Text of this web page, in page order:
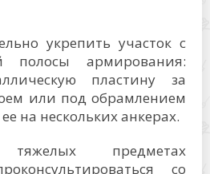
укрепить участок с
армирования:
пластину за
или под обрамлением
на нескольких анкерах.
предметах
со